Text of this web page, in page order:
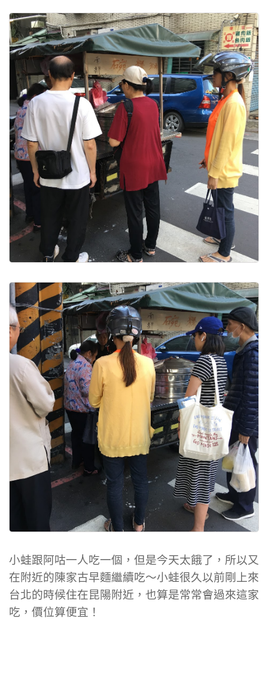
小蛙跟阿咕一人吃一個，但是今天太餓了，所以又
在附近的陳家古早麵繼續吃～小蛙很久以前剛上來
台北的時候住在昆陽附近，也算是常常會過來這家
吃，價位算便宜！